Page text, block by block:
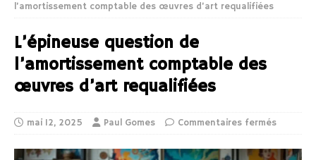
l’amortissement comptable des œuvres d’art requalifiées
L’épineuse question de
l’amortissement comptable des
œuvres d’art requalifiées
mai 12, 2025 Paul Gomes Commentaires fermés